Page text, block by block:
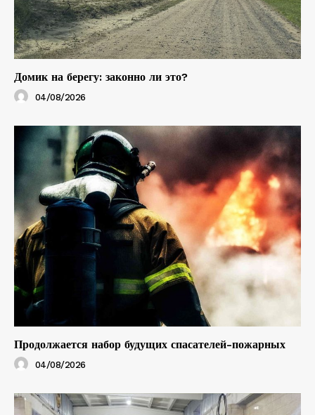
Домик на берегу: законно ли это?
04/08/2026
Продолжается набор будущих спасателей-пожарных
04/08/2026